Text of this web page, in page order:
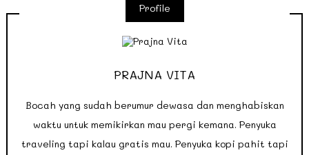
Profile
PRAJNA VITA
Bocah yang sudah berumur dewasa dan menghabiskan
waktu untuk memikirkan mau pergi kemana. Penyuka
traveling tapi kalau gratis mau. Penyuka kopi pahit tapi